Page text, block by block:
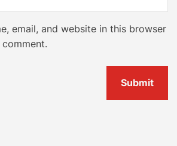
email, and website in this browser